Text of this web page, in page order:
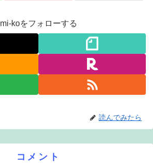
mi-koをフォローする
読んでみたら
コメント